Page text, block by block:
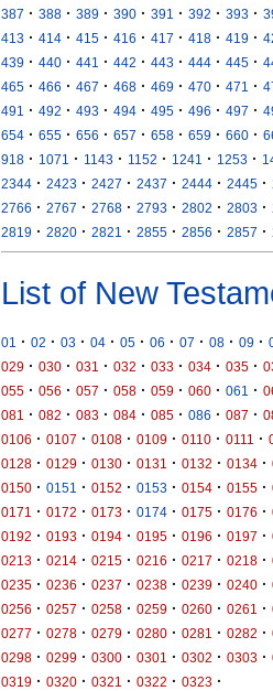
387 · 388 · 389 · 390 · 391 · 392 · 393 ·
413 · 414 · 415 · 416 · 417 · 418 · 419 ·
439 · 440 · 441 · 442 · 443 · 444 · 445 ·
465 · 466 · 467 · 468 · 469 · 470 · 471 ·
491
· 492 · 493 · 494 · 495 · 496 · 497 ·
654 · 655 · 656 · 657 · 658 · 659 · 660 ·
918 · 1071 · 1143 · 1152 · 1241 · 1253 ·
2344 · 2423 · 2427 · 2437 · 2444 · 2445 ·
2766 · 2767 · 2768 · 2793 · 2802 · 2803 ·
2819 · 2820 · 2821 · 2855 · 2856 · 2857 ·
List of New
01 · 02 · 03 · 04 · 05 · 06 · 07 · 08 · 09 ·
029 · 030 · 031 · 032 · 033 · 034 · 035 ·
055 · 056 · 057 · 058 · 059 · 060 · 061 ·
081
· 082 · 083 · 084 · 085 · 086 · 087 ·
0106 · 0107 · 0108 · 0109 · 0110 · 0111 ·
0128 · 0129 · 0130 · 0131 · 0132 · 0134 ·
0150 · 0151 · 0152 · 0153 · 0154 · 0155 ·
0171
· 0172 · 0173 · 0174 · 0175 · 0176 ·
0192 · 0193 · 0194 · 0195 · 0196 · 0197 ·
0213 · 0214 · 0215 · 0216 · 0217 · 0218 ·
0235 · 0236 · 0237 · 0238 · 0239 · 0240 ·
0256 · 0257 · 0258 · 0259 · 0260 · 0261 ·
0277 · 0278 · 0279 · 0280 · 0281 · 0282 ·
0298 · 0299 · 0300 · 0301 · 0302 · 0303 ·
0319 · 0320 · 0321 · 0322 · 0323 ·